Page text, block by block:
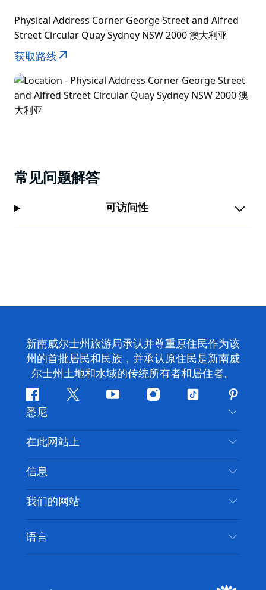
Physical Address Corner George Street and Alfred
Street Circular Quay Sydney NSW 2000 澳大利亚
获取路线
常见问题解答
可访问性
新南威尔士州旅游局承认并尊重原住民作为该
州的首批居民和民族，并承认原住民是新南威
尔士州土地和水域的传统所有者和居住者。
Facebook叽
喳
喳
YouTubeInstagram
抖
悉尼
联系我们
免责声明
隐私
Cookie 通知
在此网站上
目的地
推荐活动
新南威尔士州公路旅行
活动
住宿
信息
旅行信息
无障碍悉尼
列出您的业务
我们的网站
语言